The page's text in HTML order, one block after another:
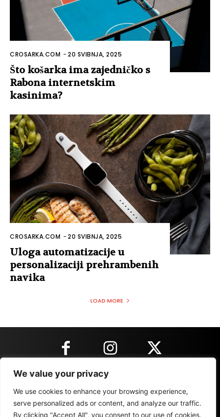
We value your privacy
We use cookies to enhance your browsing experience,
serve personalized ads or content, and analyze our traffic.
By clicking "Accept All", you consent to our use of cookies.
CROSARKA.COM -20 SVIBNJA, 2025
Što košarka ima zajedničko s
Rabona internetskim
kasinima?
CROSARKA.COM -20 SVIBNJA, 2025
Uloga automatizacije u
personalizaciji prehrambenih
navika
LOAD MORE
KONTAKT INFORMACIJE